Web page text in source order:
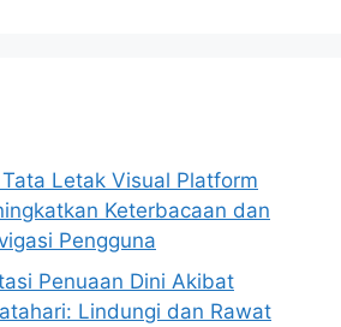
Letak Visual Platform
Keterbacaan dan
Pengguna
Penuaan Dini Akibat
Lindungi dan Rawat